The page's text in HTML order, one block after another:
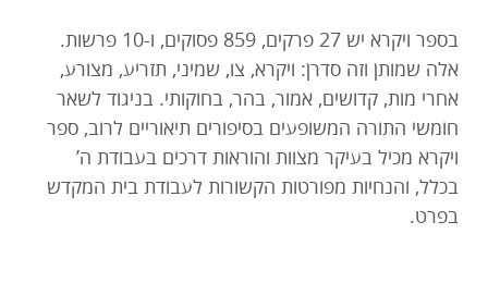
בספר ויקרא יש 27 פרקים, 859 פסוקים, ו-10 פרשות.
אלה שמותן וזה סדרן: ויקרא, צו, שמיני, תזריע, מצורע,
אחרי מות, קדושים, אמור, בהר, בחוקותי. בניגוד לשאר
חומשי התורה המשופעים בסיפורים תיאוריים לרוב, ספר
ויקרא מכיל בעיקר מצוות והוראות דרכים בעבודת ה’
בכלל, והנחיות מפורטות הקשורות לעבודת בית המקדש
בפרט.